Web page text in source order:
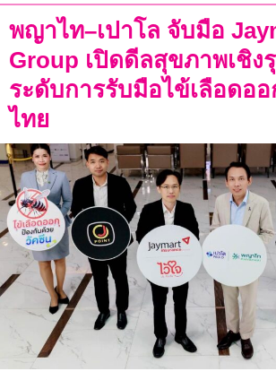
พญาไท–เปาโล จับมือ
Group เปิดดีลสุขภาพเชิง
ระดับการรับมือไข้เลือดอ
ไทย